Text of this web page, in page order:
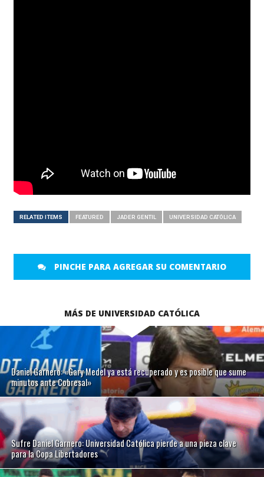
RELATED ITEMS FEATURED JADER GENTIL UNIVERSIDAD CATÓLICA
PINCHE PARA AGREGAR SU COMENTARIO
MÁS DE UNIVERSIDAD CATÓLICA
Daniel Garnero: «Gary Medel ya está recuperado y es posible que sume
minutos ante Cobresal»
Sufre Daniel Garnero: Universidad Católica pierde a una pieza clave
para la Copa Libertadores